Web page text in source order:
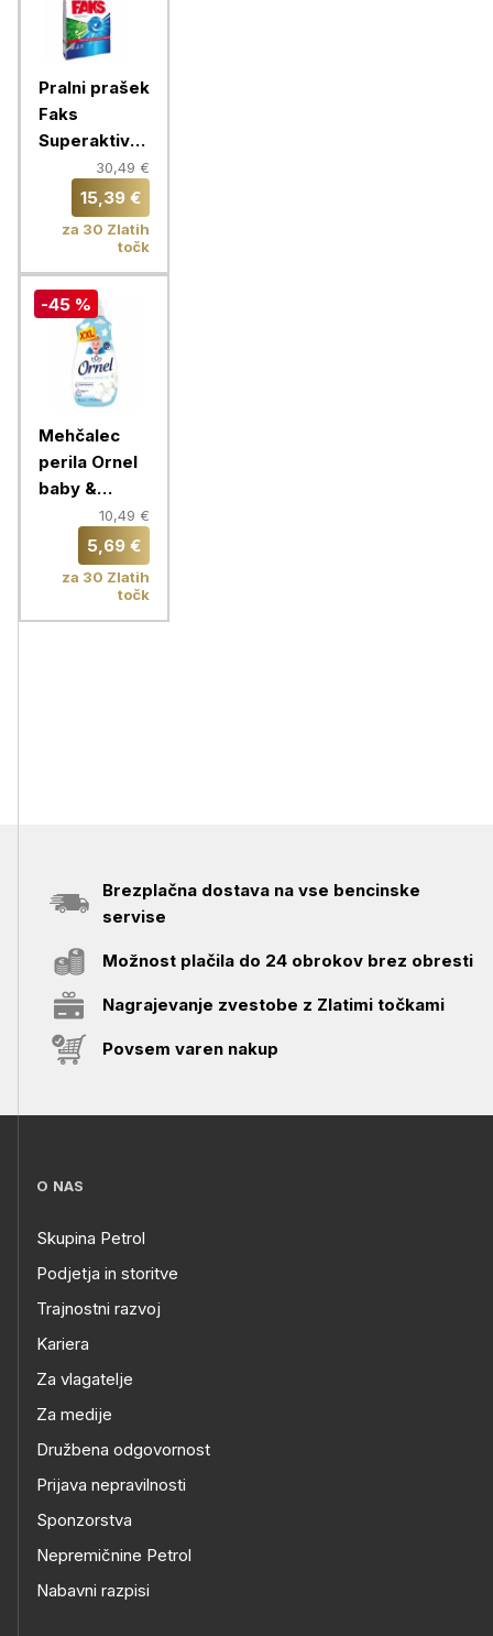
Pralni prašek
Faks
Superaktiv
Hygienic
Clean, 90
pranj
30,49 €
15,39 €
za 30 Zlatih
točk
-45 %
Mehčalec
perila Ornel
baby &
sensitive
aloe 2,4 L
10,49 €
5,69 €
za 30 Zlatih
točk
Brezplačna dostava na vse bencinske
servise
Možnost plačila do 24 obrokov brez obresti
Nagrajevanje zvestobe z Zlatimi točkami
Povsem varen nakup
O NAS
Skupina Petrol
Podjetja in storitve
Trajnostni razvoj
Kariera
Za vlagatelje
Za medije
Družbena odgovornost
Prijava nepravilnosti
Sponzorstva
Nepremičnine Petrol
Nabavni razpisi